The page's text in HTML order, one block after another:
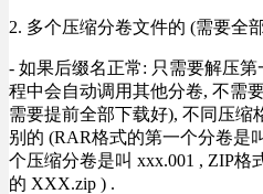
2. 多个压缩分卷文件的 (需要全
- 如果后缀名正常: 只需要解压
程中会自动调用其他分卷, 不需
需要提前全部下载好), 不同压缩
别的 (RAR格式的第一个分卷是
个压缩分卷是叫 xxx.001 , ZIP格
的 XXX.zip ) .